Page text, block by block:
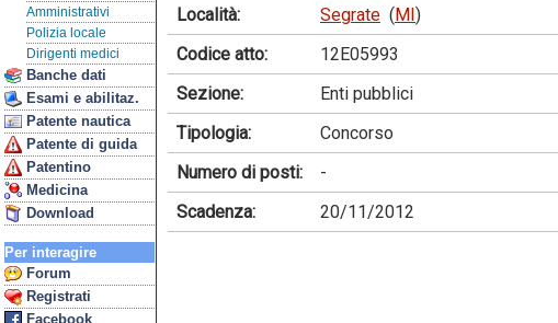
Amministrativi
Polizia locale
Dirigenti medici
Banche dati
Esami e abilitaz.
Patente nautica
Patente di guida
Patentino
Medicina
Download
Per interagire
Forum
Registrati
Facebook
Località:
Segrate (MI)
Codice atto:
12E05993
Sezione:
Enti pubblici
Tipologia:
Concorso
Numero di posti:
-
Scadenza:
20/11/2012